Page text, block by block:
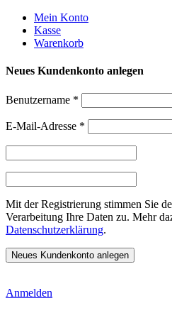
Weiter
zum
Inhalt
Mein Konto
Kasse
Warenkorb
Neues Kundenkonto anlegen
Benutzername *
E-Mail-Adresse *
Mit der Registrierung stimmen Sie
Verarbeitung Ihre Daten zu. Mehr
Datenschutzerklärung.
Anmelden